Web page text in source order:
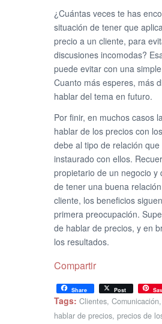
¿Cuántas veces te has
situación de tener que
precio a un cliente, para
discusiones incomodas?
puede evitar con una
Cuanto más esperes, más
hablar del tema en futuro.
Por finir, en muchos casos
hablar de los precios con
debe al tipo de relación que
instaurado con ellos.
propietario de un negocio y
de tener una buena
cliente, los beneficios
primera preocupación.
de hablar de precios, y en
los resultados.
Compartir
Share Post
Tags: Clientes, Comunicación,
hablar de precios, precios de